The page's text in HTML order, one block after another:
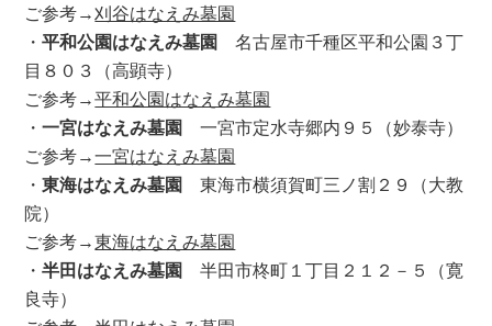
ご参考→刈谷はなえみ墓園
・平和公園はなえみ墓園 名古屋市千種区平和公園３丁
目８０３（高顕寺）
ご参考→平和公園はなえみ墓園
・一宮はなえみ墓園 一宮市定水寺郷内９５（妙泰寺）
ご参考→一宮はなえみ墓園
・東海はなえみ墓園 東海市横須賀町三ノ割２９（大教
院）
ご参考→東海はなえみ墓園
・半田はなえみ墓園 半田市柊町１丁目２１２－５（寛
良寺）